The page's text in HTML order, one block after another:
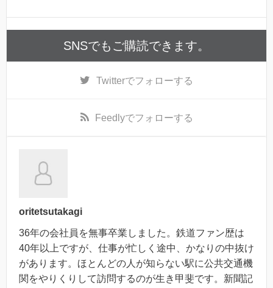
SNSでもご購読できます。
Twitterでフォローする
Feedlyでフォローする
oritetsutakagi
36年の会社員を無事卒業しました。鉄道ファン歴は
40年以上ですが、仕事が忙しく途中、かなりの中抜け
があります。ほとんどの人が知らない駅に公共交通機
関をやりくりして訪問するのが生き甲斐です。新聞記